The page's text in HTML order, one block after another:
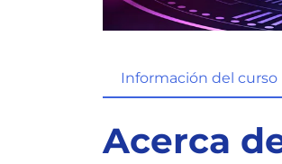
Información del curso
Acerca